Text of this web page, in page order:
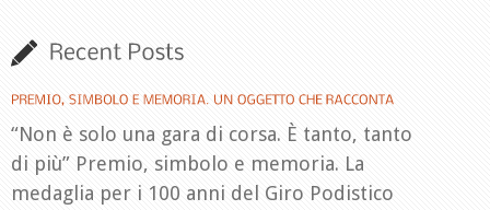
“Non è solo una gara di corsa. È tanto, tanto
di più” Premio, simbolo e memoria. La
medaglia per i 100 anni del Giro Podistico